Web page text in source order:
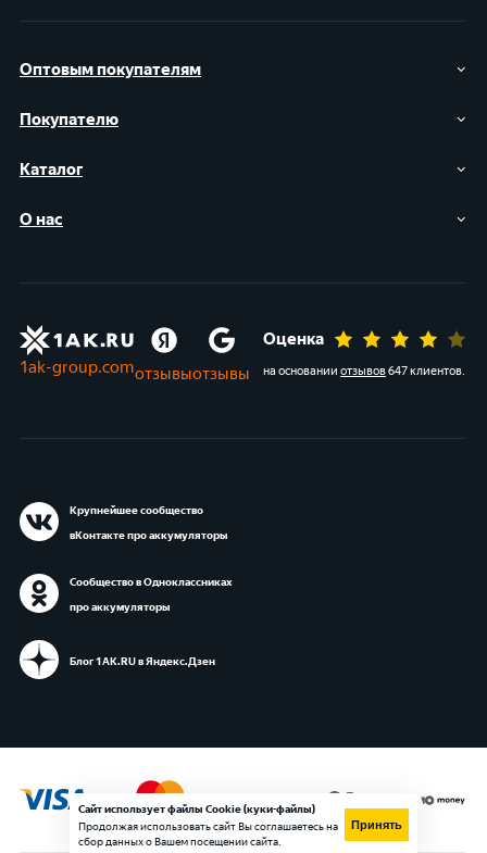
Сайт использует файлы Cookie (куки-файлы)
Продолжая использовать сайт Вы соглашаетесь на
сбор данных о Вашем посещении сайта.
Принять
Оптовым покупателям
Покупателю
Каталог
О нас
1ak-group.comотзывыотзывы
Оценка
на основании отзывов647 клиентов.
Крупнейшее сообщество
вКонтакте про аккумуляторы
Сообщество в Одноклассниках
про аккумуляторы
Блог 1АК.RU в Яндекс.Дзен